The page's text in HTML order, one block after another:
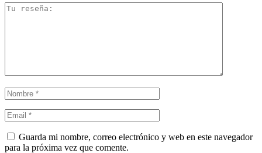
Guarda mi nombre, correo electrónico y web en este navegador
para la próxima vez que comente.